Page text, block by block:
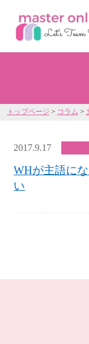
トップページ > コラム >
2017.9.17
WHが主語に
い